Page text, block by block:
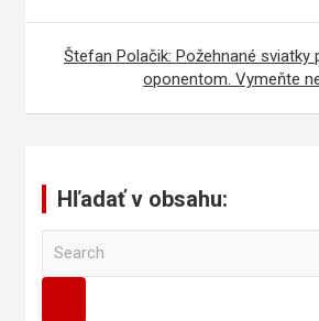
článku
Štefan Polačik: Požehnané sviatky
oponentom. Vymeňte
Hľadať v obsahu:
a